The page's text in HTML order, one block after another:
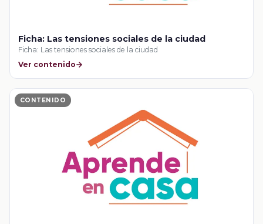
Ficha: Las tensiones sociales de la ciudad
Ficha: Las tensiones sociales de la ciudad
Ver contenido
CONTENIDO